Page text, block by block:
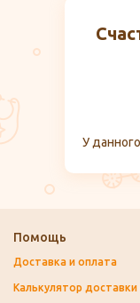
У
Помощь
Доставка и оплата
Калькулятор доставки